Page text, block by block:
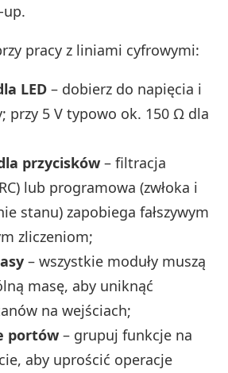
pracy z liniami cyfrowymi:
LED – dobierz do napięcia i
przy 5 V typowo ok. 150 Ω dla
przycisków – filtracja
lub programowa (zwłoka i
stanu) zapobiega fałszywym
zliczeniom;
– wszystkie moduły muszą
masę, aby uniknąć
na wejściach;
portów – grupuj funkcje na
aby uprościć operacje